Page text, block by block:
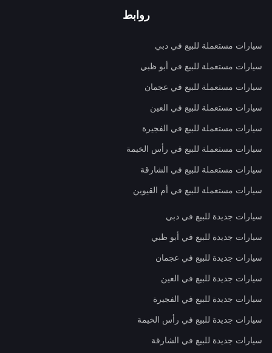
روابط
سيارات مستعملة للبيع في دبي
سيارات مستعملة للبيع في أبو ظبي
سيارات مستعملة للبيع في عجمان
سيارات مستعملة للبيع في العين
سيارات مستعملة للبيع في الفجيرة
سيارات مستعملة للبيع في رأس الخيمة
سيارات مستعملة للبيع في الشارقة
سيارات مستعملة للبيع في أم القيوين
سيارات جديدة للبيع في دبي
سيارات جديدة للبيع في أبو ظبي
سيارات جديدة للبيع في عجمان
سيارات جديدة للبيع في العين
سيارات جديدة للبيع في الفجيرة
سيارات جديدة للبيع في رأس الخيمة
سيارات جديدة للبيع في الشارقة